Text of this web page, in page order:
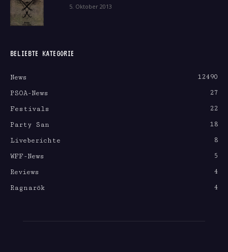
5. Oktober 2013
BELIEBTE KATEGORIE
News
12490
PSOA-News
27
Festivals
22
Party San
18
Liveberichte
8
WFF-News
5
Reviews
4
Ragnarök
4